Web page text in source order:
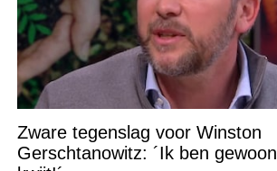
Zware tegenslag voor Winston
Gerschtanowitz: ´Ik ben